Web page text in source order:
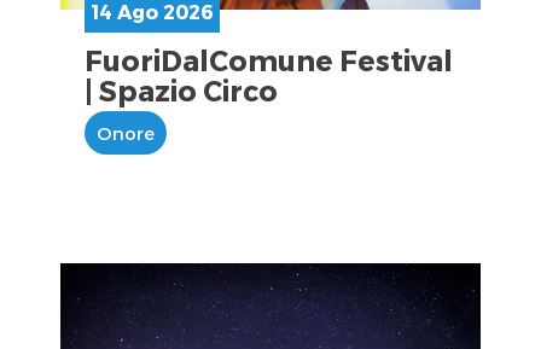
14 Ago 2026
FuoriDalComune Festival
| Spazio Circo
Onore